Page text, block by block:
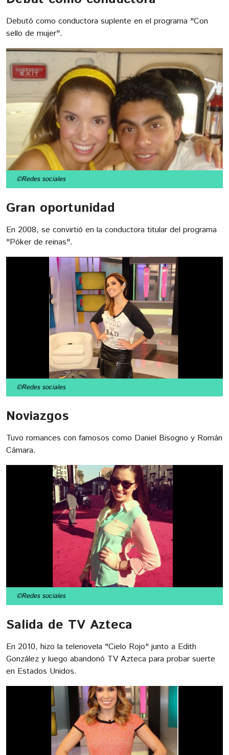
Debutó como conductora suplente en el programa "Con
sello de mujer".
©Redes sociales
Gran oportunidad
En 2008, se convirtió en la conductora titular del programa
"Póker de reinas".
©Redes sociales
Noviazgos
Tuvo romances con famosos como Daniel Bisogno y Román
Cámara.
©Redes sociales
Salida de TV Azteca
En 2010, hizo la telenovela "Cielo Rojo" junto a Edith
González y luego abandonó TV Azteca para probar suerte
en Estados Unidos.